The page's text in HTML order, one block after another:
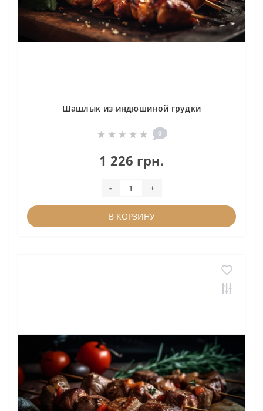
Шашлык из индюшиной грудки
0
1 226 грн.
- +
В КОРЗИНУ